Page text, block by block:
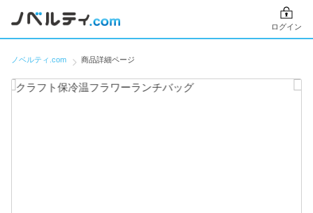
ログイン
ノベルティ.com 商品詳細ページ